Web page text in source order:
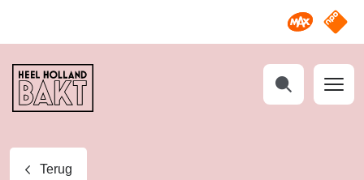
Omroep
NPO
Heel
Holland
Bakt
Terug